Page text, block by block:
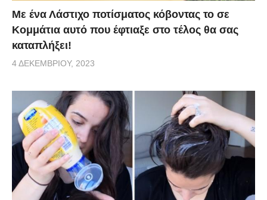
Με ένα Λάστιχο ποτίσματος κόβοντας το σε
Κομμάτια αυτό που έφτιαξε στο τέλος θα σας
καταπλήξει!
4 ΔΕΚΕΜΒΡΊΟΥ, 2023